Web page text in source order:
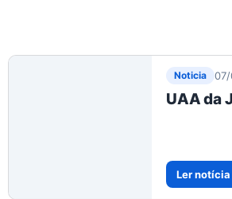
Noticia
UAA da
Ler notícia